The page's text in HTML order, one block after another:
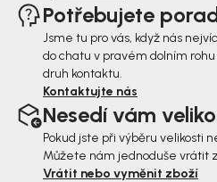
Potřebujete
Jsme tu pro vás, když nás
do chatu v pravém dolním
druh kontaktu.
Kontaktujte nás
Nesedí vám
Pokud jste při výběru velikosti
Můžete nám jednoduše vrátit
Vrátit nebo vyměnit zboží